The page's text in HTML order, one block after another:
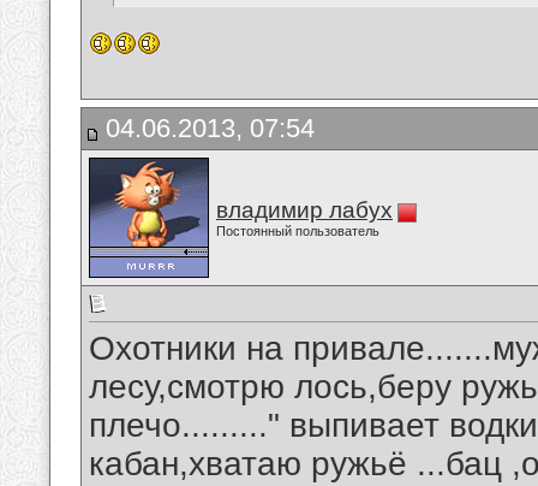
04.06.2013, 07:54
владимир лабух
Постоянный пользователь
Охотники на
лесу,смотрю лось,беру
плечо........." выпивает
кабан,хватаю ружьё ...бац